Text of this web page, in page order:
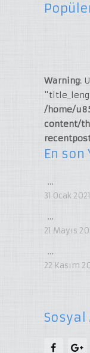
Warning:
/home/
content/
En son
…
31 Ocak 2021
…
21 Mayıs
…
22 Kasım
Sosyal